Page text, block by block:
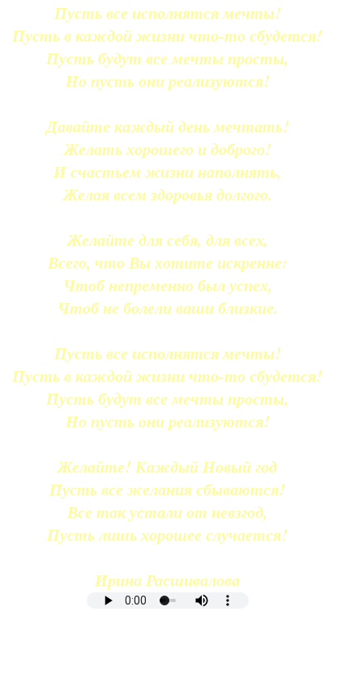
Пусть все исполнятся мечты!
Пусть в каждой жизни что-то сбудется!
Пусть будут все мечты просты,
Но пусть они реализуются!
Давайте каждый день мечтать!
Желать хорошего и доброго!
И счастьем жизни наполнять,
Желая всем здоровья долгого.
Желайте для себя, для всех,
Всего, что Вы хотите искренне:
Чтоб непременно был успех,
Чтоб не болели ваши близкие.
Пусть все исполнятся мечты!
Пусть в каждой жизни что-то сбудется!
Пусть будут все мечты просты,
Но пусть они реализуются!
Желайте! Каждый Новый год
Пусть все желания сбываются!
Все так устали от невзгод,
Пусть лишь хорошее случается!
Ирина Расшивалова